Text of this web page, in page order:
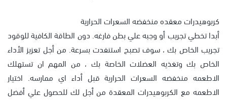
كربوهيدرات معقده منخفضه السعرات الحرارية
أبدا تخطي تجريب أو وجبه علي بطن فارغه. دون الطاقة الكافية للوقود
تجريب الخاص بك ، سوف تصبح استنفدت بسرعة. من أجل تعزيز الأداء
الخاص بك وتغذيه العضلات الخاصة بك ، من المهم ان تستهلك
الاطعمه منخفضه السعرات الحرارية قبل أداء اي ممارسه. اختيار
الاطعمه مع الكربوهيدرات المعقدة من أجل لك للحصول علي أفضل